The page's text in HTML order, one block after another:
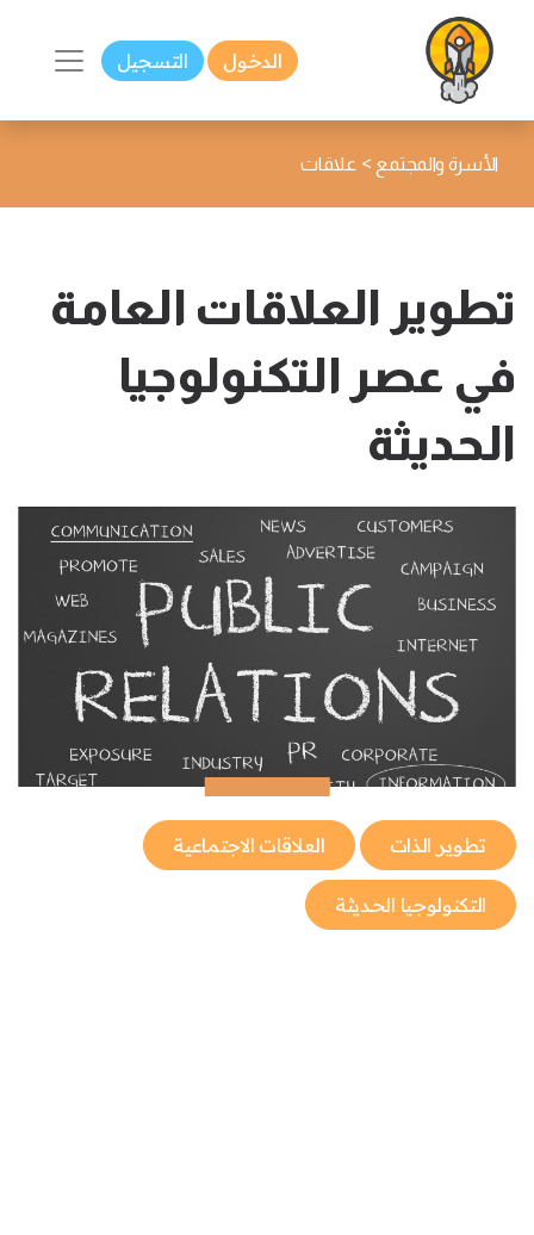
الدخول التسجيل
الأسرة والمجتمع > علاقات
تطوير العلاقات العامة
في عصر التكنولوجيا
الحديثة
تطوير الذات العلاقات الاجتماعية
التكنولوجيا الحديثة